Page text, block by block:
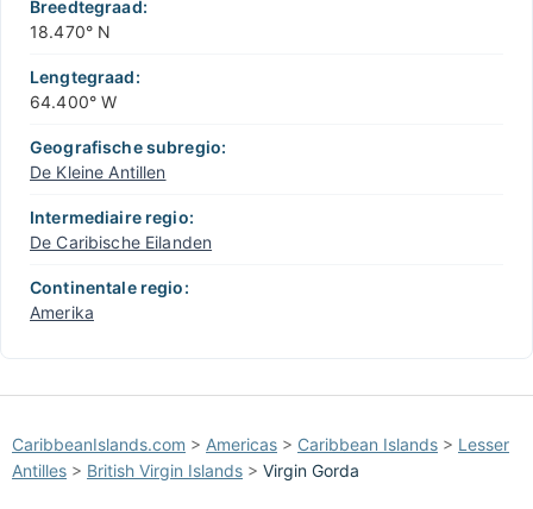
−
Breedtegraad:
18.470° N
Lengtegraad:
64.400° W
Geografische subregio:
De Kleine Antillen
Intermediaire regio:
De Caribische Eilanden
Continentale regio:
Amerika
CaribbeanIslands.com > Americas > Caribbean Islands > Lesser
Antilles > British Virgin Islands > Virgin Gorda